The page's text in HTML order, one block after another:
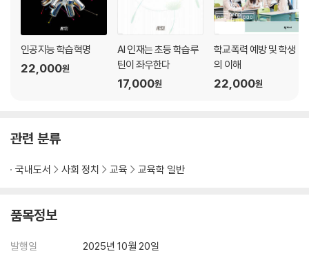
7 유연한 교육 시스템의 구축 325
8 디지털 자료와 인공지능 기술의 활용 329
9 트랜스휴머니즘과 교육 344
CHAPTER 06 맺음말 351
인공지능 학습혁명
22,000원
AI 인재는 초등 학습루
틴이 좌우한다
17,000원
학교폭력 예방 및 학생
의 이해
22,000원
관련 분류
국내도서 사회 정치 교육 교육학 일반
품목정보
발행일
2025년 10월 20일